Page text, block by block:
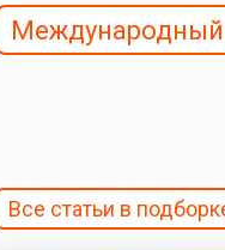
Международный
Все статьи в